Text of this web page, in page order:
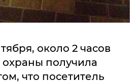
около 2 часов
получила
что посетитель